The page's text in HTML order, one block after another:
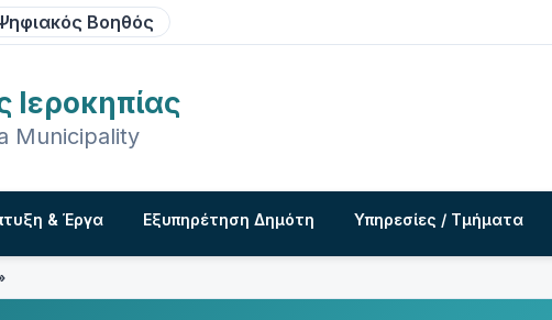
Βοηθός
Ιεροκηπίας
Municipality
& Έργα Εξυπηρέτηση Δημότη Υπηρεσίες / Τμήματα